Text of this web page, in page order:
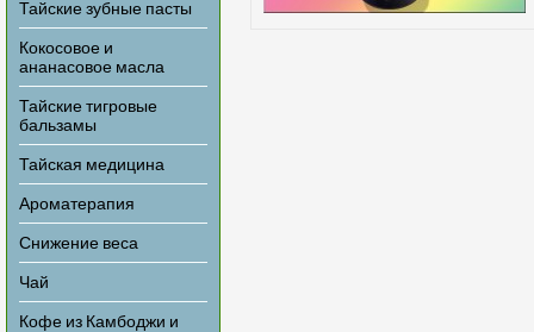
Тайские зубные пасты
Кокосовое и
ананасовое масла
Тайские тигровые
бальзамы
Тайская медицина
Ароматерапия
Снижение веса
Чай
Кофе из Камбоджи и